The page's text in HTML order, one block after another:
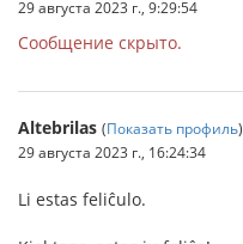
29 августа 2023 г., 9:29:54
Сообщение скрыто.
Altebrilas (Показать профиль)
29 августа 2023 г., 16:24:34
Li estas feliĉulo.